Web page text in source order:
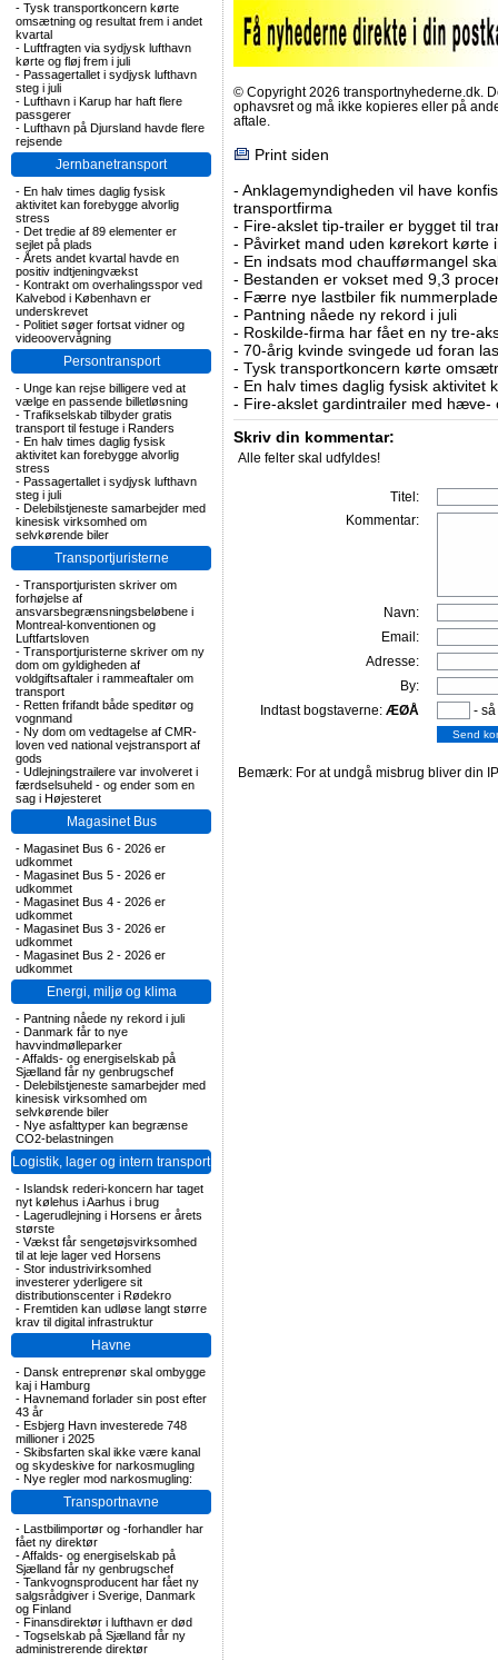
- Tysk transportkoncern kørte
omsætning og resultat frem i andet
kvartal
- Luftfragten via sydjysk lufthavn
kørte og fløj frem i juli
- Passagertallet i sydjysk lufthavn
steg i juli
- Lufthavn i Karup har haft flere
passgerer
- Lufthavn på Djursland havde flere
rejsende
Jernbanetransport
- En halv times daglig fysisk
aktivitet kan forebygge alvorlig
stress
- Det tredie af 89 elementer er
sejlet på plads
- Årets andet kvartal havde en
positiv indtjeningvækst
- Kontrakt om overhalingsspor ved
Kalvebod i København er
underskrevet
- Politiet søger fortsat vidner og
videoovervågning
Persontransport
- Unge kan rejse billigere ved at
vælge en passende billetløsning
- Trafikselskab tilbyder gratis
transport til festuge i Randers
- En halv times daglig fysisk
aktivitet kan forebygge alvorlig
stress
- Passagertallet i sydjysk lufthavn
steg i juli
- Delebilstjeneste samarbejder med
kinesisk virksomhed om
selvkørende biler
Transportjuristerne
- Transportjuristen skriver om
forhøjelse af
ansvarsbegrænsningsbeløbene i
Montreal-konventionen og
Luftfartsloven
- Transportjuristerne skriver om ny
dom om gyldigheden af
voldgiftsaftaler i rammeaftaler om
transport
- Retten frifandt både speditør og
vognmand
- Ny dom om vedtagelse af CMR-
loven ved national vejstransport af
gods
- Udlejningstrailere var involveret i
færdselsuheld - og ender som en
sag i Højesteret
Magasinet Bus
- Magasinet Bus 6 - 2026 er
udkommet
- Magasinet Bus 5 - 2026 er
udkommet
- Magasinet Bus 4 - 2026 er
udkommet
- Magasinet Bus 3 - 2026 er
udkommet
- Magasinet Bus 2 - 2026 er
udkommet
Energi, miljø og klima
- Pantning nåede ny rekord i juli
- Danmark får to nye
havvindmølleparker
-Affalds- og energiselskab på
Sjælland får ny genbrugschef
- Delebilstjeneste samarbejder med
kinesisk virksomhed om
selvkørende biler
- Nye asfalttyper kan begrænse
CO2-belastningen
Logistik, lager og intern transport
- Islandsk rederi-koncern har taget
nyt kølehus i Aarhus i brug
- Lagerudlejning i Horsens er årets
største
- Vækst får sengetøjsvirksomhed
til at leje lager ved Horsens
- Stor industrivirksomhed
investerer yderligere sit
distributionscenter i Rødekro
- Fremtiden kan udløse langt større
krav til digital infrastruktur
Havne
- Dansk entreprenør skal ombygge
kaj i Hamburg
- Havnemand forlader sin post efter
43 år
- Esbjerg Havn investerede 748
millioner i 2025
- Skibsfarten skal ikke være kanal
og skydeskive for narkosmugling
- Nye regler mod narkosmugling:
Transportnavne
- Lastbilimportør og -forhandler har
fået ny direktør
-Affalds- og energiselskab på
Sjælland får ny genbrugschef
- Tankvognsproducent har fået ny
salgsrådgiver i Sverige, Danmark
og Finland
- Finansdirektør i lufthavn er død
- Togselskab på Sjælland får ny
administrerende direktør
© Copyright 2026 transportnyhederne.dk.
ophavsret og må ikke kopieres eller på
aftale.
Print siden
- Anklagemyndigheden vil have
transportfirma
- Fire-akslet tip-trailer er bygget til
- Påvirket mand uden kørekort kørte
- En indsats mod chaufførmangel
- Bestanden er vokset med 9,3
- Færre nye lastbiler fik
- Pantning nåede ny rekord i juli
- Roskilde-firma har fået en ny tre-
- 70-årig kvinde svingede ud foran
- Tysk transportkoncern kørte
- En halv times daglig fysisk aktivitet
- Fire-akslet gardintrailer med hæve-
Skriv din kommentar:
Alle felter skal udfyldes!
Titel:
Kommentar:
Navn:
Email:
Adresse:
By:
Indtast bogstaverne: ÆØÅ -
Bemærk: For at undgå misbrug bliver din